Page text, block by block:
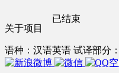
关于项目
语种：汉语英语 试译部分
已结束